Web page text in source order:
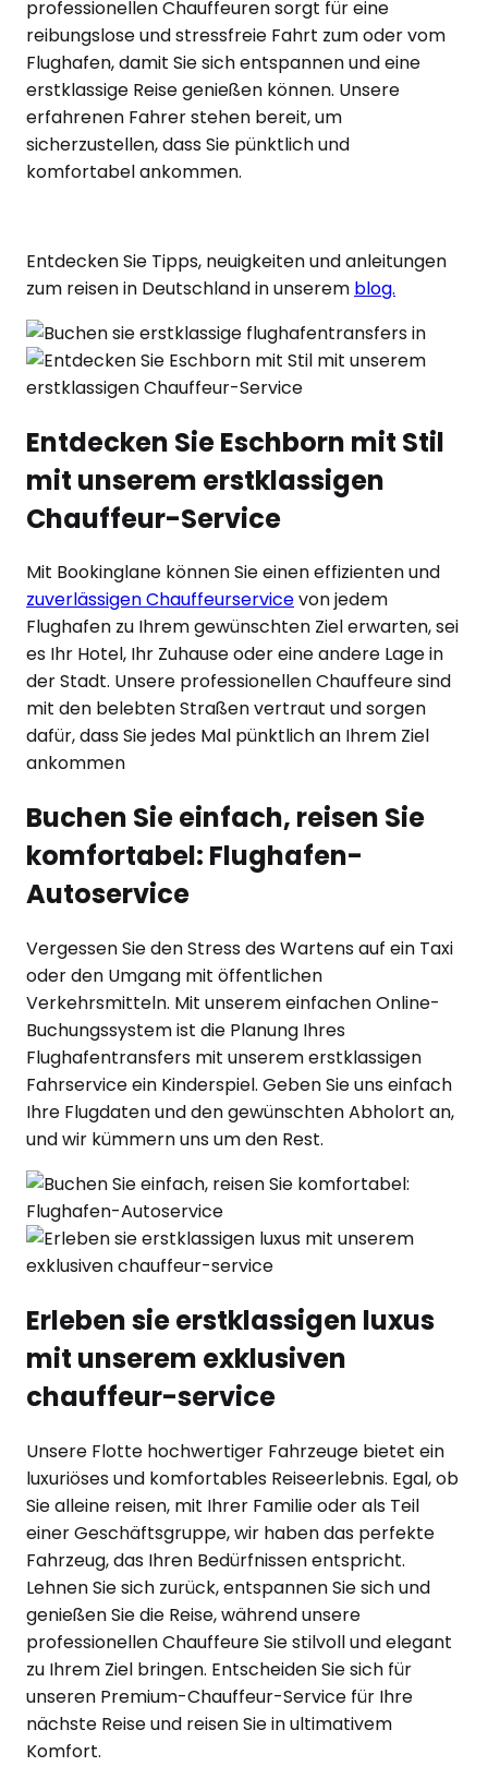
professionellen Chauffeuren sorgt für eine
reibungslose und stressfreie Fahrt zum oder vom
Flughafen, damit Sie sich entspannen und eine
erstklassige Reise genießen können. Unsere
erfahrenen Fahrer stehen bereit, um
sicherzustellen, dass Sie pünktlich und
komfortabel ankommen.
Entdecken Sie Tipps, neuigkeiten und anleitungen
zum reisen in Deutschland in unserem blog.
Entdecken Sie Eschborn mit Stil
mit unserem erstklassigen
Chauffeur-Service
Mit Bookinglane können Sie einen effizienten und
zuverlässigen Chauffeurservicevon jedem
Flughafen zu Ihrem gewünschten Ziel erwarten, sei
es Ihr Hotel, Ihr Zuhause oder eine andere Lage in
der Stadt. Unsere professionellen Chauffeure sind
mit den belebten Straßen vertraut und sorgen
dafür, dass Sie jedes Mal pünktlich an Ihrem Ziel
ankommen
Buchen Sie einfach, reisen Sie
komfortabel: Flughafen-
Autoservice
Vergessen Sie den Stress des Wartens auf ein Taxi
oder den Umgang mit öffentlichen
Verkehrsmitteln. Mit unserem einfachen Online-
Buchungssystem ist die Planung Ihres
Flughafentransfers mit unserem erstklassigen
Fahrservice ein Kinderspiel. Geben Sie uns einfach
Ihre Flugdaten und den gewünschten Abholort an,
und wir kümmern uns um den Rest.
Erleben sie erstklassigen luxus
mit unserem exklusiven
chauffeur-service
Unsere Flotte hochwertiger Fahrzeuge bietet ein
luxuriöses und komfortables Reiseerlebnis. Egal, ob
Sie alleine reisen, mit Ihrer Familie oder als Teil
einer Geschäftsgruppe, wir haben das perfekte
Fahrzeug, das Ihren Bedürfnissen entspricht.
Lehnen Sie sich zurück, entspannen Sie sich und
genießen Sie die Reise, während unsere
professionellen Chauffeure Sie stilvoll und elegant
zu Ihrem Ziel bringen. Entscheiden Sie sich für
unseren Premium-Chauffeur-Service für Ihre
nächste Reise und reisen Sie in ultimativem
Komfort.